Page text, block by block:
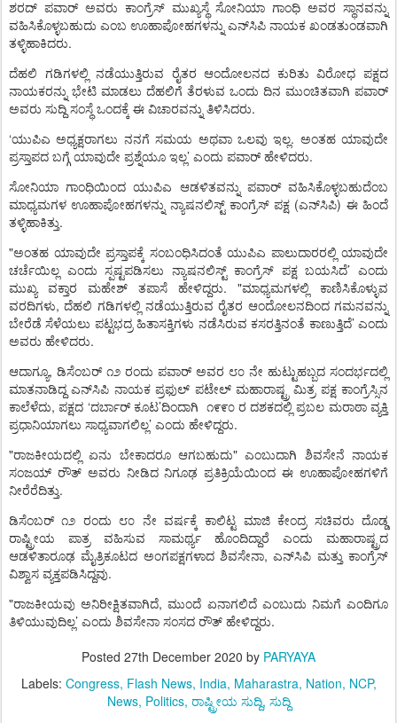
ಶರದ್ ಪವಾರ್ ಅವರು ಕಾಂಗ್ರೆಸ್ ಮುಖ್ಯಸ್ಥೆ ಸೋನಿಯಾ ಗಾಂಧಿ ಅವರ ಸ್ಥಾನವನ್ನು
ವಹಿಸಿಕೊಳ್ಳಬಹುದು ಎಂಬ ಊಹಾಪೋಹಗಳನ್ನು ಎನ್ಸಿಪಿ ನಾಯಕ ಖಂಡತುಂಡವಾಗಿ
ತಳ್ಳಿಹಾಕಿದರು.
ದೆಹಲಿ ಗಡಿಗಳಲ್ಲಿ ನಡೆಯುತ್ತಿರುವ ರೈತರ ಆಂದೋಲನದ ಕುರಿತು ವಿರೋಧ
ಪಕ್ಷದ
ನಾಯಕರನ್ನು ಭೇಟಿ ಮಾಡಲು ದೆಹಲಿಗೆ ತೆರಳುವ ಒಂದು ದಿನ ಮುಂಚಿತವಾಗಿ ಪವಾರ್
ಅವರು ಸುದ್ದಿ ಸಂಸ್ಥೆ ಒಂದಕ್ಕೆ ಈ ವಿಚಾರವನ್ನು ತಿಳಿಸಿದರು.
‘ಯುಪಿಎ ಅಧ್ಯಕ್ಷರಾಗಲು ನನಗೆ ಸಮಯ ಅಥವಾ ಒಲವು ಇಲ್ಲ. ಅಂತಹ ಯಾವುದೇ
ಪ್ರಸ್ತಾಪದ ಬಗ್ಗೆ ಯಾವುದೇ ಪ್ರಶ್ನೆಯೂ ಇಲ್ಲ’ ಎಂದು ಪವಾರ್ ಹೇಳಿದರು.
ಸೋನಿಯಾ ಗಾಂಧಿಯಿಂದ ಯುಪಿಎ ಆಡಳಿತವನ್ನು ಪವಾರ್ ವಹಿಸಿಕೊಳ್ಳಬಹುದೆಂಬ
ಮಾಧ್ಯಮಗಳ ಊಹಾಪೋಹಗಳನ್ನು ನ್ಯಾಷನಲಿಸ್ಟ್ ಕಾಂಗ್ರೆಸ್ ಪಕ್ಷ (ಎನ್ಸಿಪಿ) ಈ ಹಿಂದೆ
ತಳ್ಳಿಹಾಕಿತ್ತು.
"ಅಂತಹ ಯಾವುದೇ ಪ್ರಸ್ತಾಪಕ್ಕೆ ಸಂಬಂಧಿಸಿದಂತೆ ಯುಪಿಎ ಪಾಲುದಾರರಲ್ಲಿ ಯಾವುದೇ
ಚರ್ಚೆಯಿಲ್ಲ ಎಂದು ಸ್ಪಷ್ಟಪಡಿಸಲು ನ್ಯಾಷನಲಿಸ್ಟ್ ಕಾಂಗ್ರೆಸ್ ಪಕ್ಷ ಬಯಸಿದೆ’ಎಂದು
ಮುಖ್ಯ
ವಕ್ತಾರ ಮಹೇಶ್ ತಪಾಸೆ ಹೇಳಿದ್ದರು. "ಮಾಧ್ಯಮಗಳಲ್ಲಿ
ಕಾಣಿಸಿಕೊಳ್ಳುವ
ವರದಿಗಳು,ದೆಹಲಿ ಗಡಿಗಳಲ್ಲಿ ನಡೆಯುತ್ತಿರುವ ರೈತರ ಆಂದೋಲನದಿಂದ ಗಮನವನ್ನು
ಬೇರೆಡೆ ಸೆಳೆಯಲು ಪಟ್ಟಭದ್ರ ಹಿತಾಸಕ್ತಿಗಳು ನಡೆಸಿರುವ ಕಸರತ್ತಿನಂತೆ ಕಾಣುತ್ತಿದೆ’ಎಂದು
ಅವರು ಹೇಳಿದರು.
ಆದಾಗ್ಯೂ, ಡಿಸೆಂಬರ್ ೧೨ ರಂದು ಪವಾರ್ ಅವರ ೮೦ ನೇ ಹುಟ್ಟುಹಬ್ಬದ ಸಂದರ್ಭದಲ್ಲಿ
ಮಾತನಾಡಿದ್ದ ಎನ್ಸಿಪಿ ನಾಯಕ ಪ್ರಫುಲ್ ಪಟೇಲ್ ಮಹಾರಾಷ್ಟ್ರ ಮಿತ್ರ ಪಕ್ಷ ಕಾಂಗ್ರೆಸ್ಸಿನ
ಕಾಲೆಳೆದು,ಪಕ್ಷದ ‘ದರ್ಬಾರ್ ಕೂಟ’ದಿಂದಾಗಿ ೧೯೯೦ ರ ದಶಕದಲ್ಲಿ ಪ್ರಬಲ ಮರಾಠಾ ವ್ಯಕ್ತಿ
ಪ್ರಧಾನಿಯಾಗಲು ಸಾಧ್ಯವಾಗಲಿಲ್ಲ’ ಎಂದು ಹೇಳಿದ್ದರು.
"ರಾಜಕೀಯದಲ್ಲಿ ಏನು ಬೇಕಾದರೂ ಆಗಬಹುದು"ಎಂಬುದಾಗಿ ಶಿವಸೇನೆ
ನಾಯಕ
ಸಂಜಯ್ ರೌತ್ ಅವರು ನೀಡಿದ ನಿಗೂಢ ಪ್ರತಿಕ್ರಿಯೆಯಿಂದ ಈ ಊಹಾಪೋಹಗಳಿಗೆ
ನೀರೆರೆದಿತ್ತು.
ಡಿಸೆಂಬರ್ ೧೨ ರಂದು ೮೦ ನೇ ವರ್ಷಕ್ಕೆ ಕಾಲಿಟ್ಟ ಮಾಜಿ ಕೇಂದ್ರ ಸಚಿವರು
ದೊಡ್ಡ
ರಾಷ್ಟ್ರೀಯ
ಪಾತ್ರ ವಹಿಸುವ ಸಾಮರ್ಥ್ಯ ಹೊಂದಿದ್ದಾರೆ ಎಂದು
ಮಹಾರಾಷ್ಟ್ರದ
ಆಡಳಿತಾರೂಢ ಮೈತ್ರಿಕೂಟದ ಅಂಗಪಕ್ಷಗಳಾದ ಶಿವಸೇನಾ,ಎನ್ಸಿಪಿ ಮತ್ತು ಕಾಂಗ್ರೆಸ್
ವಿಶ್ವಾಸ ವ್ಯಕ್ತಪಡಿಸಿದ್ದವು.
"ರಾಜಕೀಯವು ಅನಿರೀಕ್ಷಿತವಾಗಿದೆ,ಮುಂದೆ ಏನಾಗಲಿದೆ ಎಂಬುದು ನಿಮಗೆ ಎಂದಿಗೂ
ತಿಳಿಯುವುದಿಲ್ಲ’ ಎಂದು ಶಿವಸೇನಾ ಸಂಸದ ರೌತ್ ಹೇಳಿದ್ದರು.
Posted 27th December 2020 by PARYAYA
Labels: Congress Flash News India Maharastra Nation NCP
News Politics ರಾಷ್ಟ್ರೀಯ ಸುದ್ದಿ ಸುದ್ದಿ